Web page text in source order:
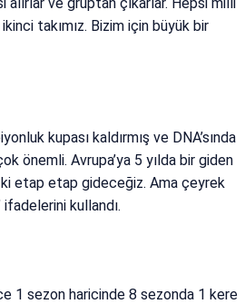
takımız. Bizim için büyük bir
kupası kaldırmış ve DNA’sında
önemli. Avrupa’ya 5 yılda bir giden
ki etap etap gideceğiz. Ama çeyrek
kullandı.
1 sezon haricinde 8 sezonda 1 kere